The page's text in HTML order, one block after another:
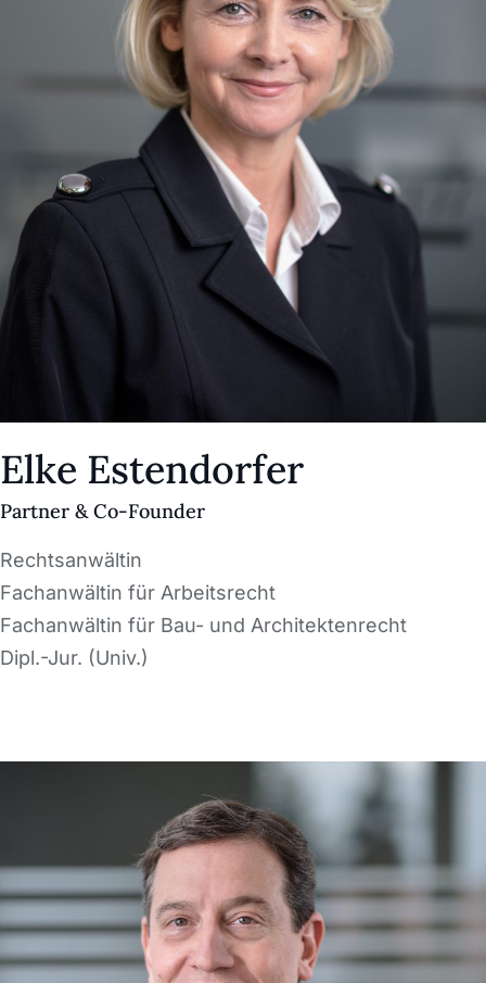
Elke Estendorfer
Partner & Co-Founder
Rechtsanwältin
Fachanwältin für Arbeitsrecht
Fachanwältin für Bau- und Architektenrecht
Dipl.-Jur. (Univ.)